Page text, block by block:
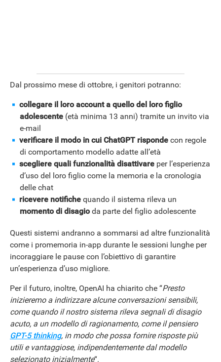
Dal prossimo mese di ottobre, i genitori potranno:
collegare il loro account a quello del loro figlio
adolescente (età minima 13 anni) tramite un invito via
e-mail
verificare il modo in cui ChatGPT risponde con regole
di comportamento modello adatte all’età
scegliere quali funzionalità disattivare per l’esperienza
d’uso del loro figlio come la memoria e la cronologia
delle chat
ricevere notifiche quando il sistema rileva un
momento di disagioda parte del figlio adolescente
Questi sistemi andranno a sommarsi ad altre funzionalità
come i promemoria in-app durante le sessioni lunghe per
incoraggiare le pause con l’obiettivo di garantire
un’esperienza d’uso migliore.
Per il futuro, inoltre, OpenAI ha chiarito che “Presto
inizieremo a indirizzare alcune conversazioni sensibili,
come quando il nostro sistema rileva segnali di disagio
acuto, a un modello di ragionamento, come il pensiero
GPT-5 thinking, in modo che possa fornire risposte più
utili e vantaggiose, indipendentemente dal modello
selezionato inizialmente“.